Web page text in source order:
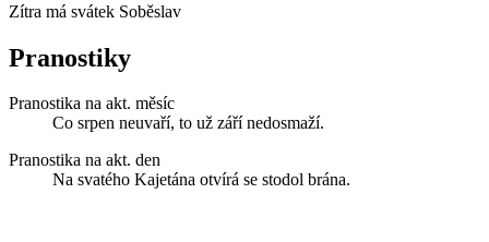
Zítra má svátek Soběslav
Pranostiky
Pranostika na akt. měsíc
Co srpen neuvaří, to už září nedosmaží.
Pranostika na akt. den
Na svatého Kajetána otvírá se stodol brána.